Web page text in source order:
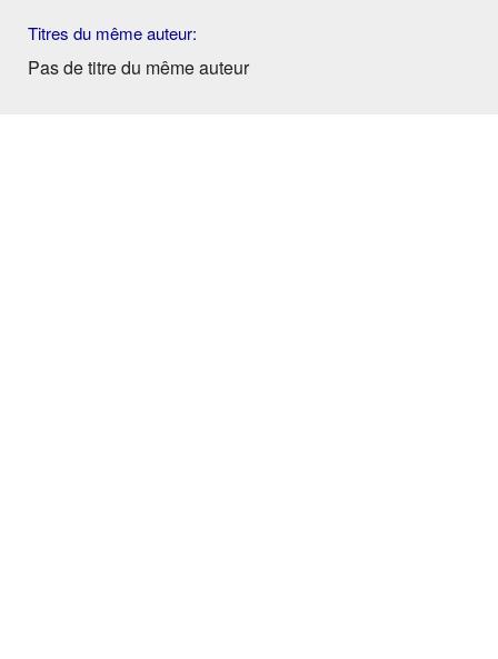
Titres du même auteur:
Pas de titre du même auteur